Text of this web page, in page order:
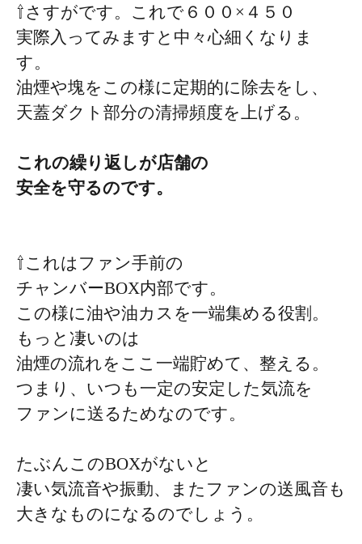
⇧さすがです。これで６００×４５０
実際入ってみますと中々心細くなりま
す。
油煙や塊をこの様に定期的に除去をし、
天蓋ダクト部分の清掃頻度を上げる。
これの繰り返しが店舗の
安全を守るのです。
⇧これはファン手前の
チャンバーBOX内部です。
この様に油や油カスを一端集める役割。
もっと凄いのは
油煙の流れをここ一端貯めて、整える。
つまり、いつも一定の安定した気流を
ファンに送るためなのです。
たぶんこのBOXがないと
凄い気流音や振動、またファンの送風音も
大きなものになるのでしょう。